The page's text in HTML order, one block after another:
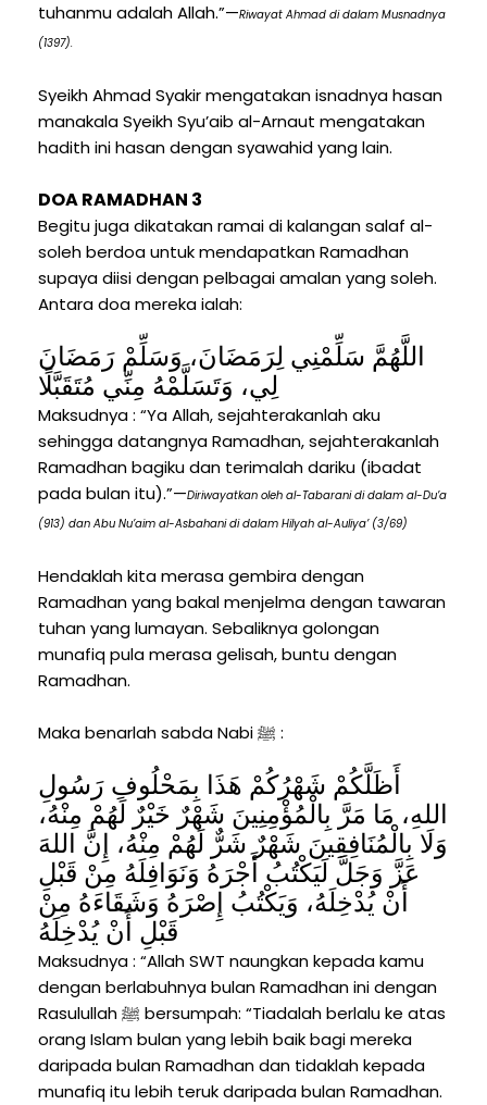
tuhanmu adalah Allah.”—Riwayat Ahmad di dalam Musnadnya
(1397).
Syeikh Ahmad Syakir mengatakan isnadnya hasan
manakala Syeikh Syu’aib al-Arnaut mengatakan
hadith ini hasan dengan syawahid yang lain.
DOA RAMADHAN 3
Begitu juga dikatakan ramai di kalangan salaf al-
soleh berdoa untuk mendapatkan Ramadhan
supaya diisi dengan pelbagai amalan yang soleh.
Antara doa mereka ialah:
اللَّهُمَّ سَلِّمْنِي لِرَمَضَانَ، وَسَلِّمْ رَمَضَانَ
لِي، وَتَسَلَّمْهُ مِنِّي مُتَقَبَّلًا
Maksudnya : “Ya Allah, sejahterakanlah aku
sehingga datangnya Ramadhan, sejahterakanlah
Ramadhan bagiku dan terimalah dariku (ibadat
pada bulan itu).”—Diriwayatkan oleh al-Tabarani di dalam al-Du’a
(913) dan Abu Nu’aim al-Asbahani di dalam Hilyah al-Auliya’ (3/69)
Hendaklah kita merasa gembira dengan
Ramadhan yang bakal menjelma dengan tawaran
tuhan yang lumayan. Sebaliknya golongan
munafiq pula merasa gelisah, buntu dengan
Ramadhan.
Maka benarlah sabda Nabi ﷺ :
أَظَلَّكُمْ شَهْرُكُمْ هَذَا بِمَحْلُوفِ رَسُولِ
اللهِ، مَا مَرَّ بِالْمُؤْمِنِينَ شَهْرٌ خَيْرٌ لَهُمْ مِنْهُ،
وَلَا بِالْمُنَافِقِينَ شَهْرٌ شَرٌّ لَهُمْ مِنْهُ، إِنَّ اللهَ
عَزَّ وَجَلَّ لَيَكْتُبُ أَجْرَهُ وَنَوَافِلَهُ مِنْ قَبْلِ
أَنْ يُدْخِلَهُ، وَيَكْتُبُ إِصْرَهُ وَشَقَاءَهُ مِنْ
قَبْلِ أَنْ يُدْخِلَهُ
Maksudnya : “Allah SWT naungkan kepada kamu
dengan berlabuhnya bulan Ramadhan ini dengan
Rasulullah ﷺ bersumpah: “Tiadalah berlalu ke atas
orang Islam bulan yang lebih baik bagi mereka
daripada bulan Ramadhan dan tidaklah kepada
munafiq itu lebih teruk daripada bulan Ramadhan.